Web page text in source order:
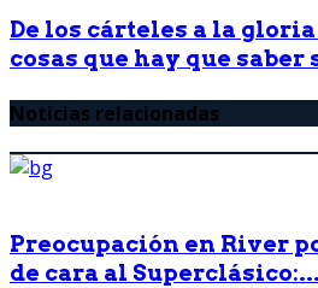
De los cárteles a la
cosas que hay que saber
Noticias relacionadas
Preocupación en River
de cara al Superclásico:...